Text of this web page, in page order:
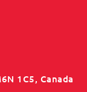
1C5, Canada